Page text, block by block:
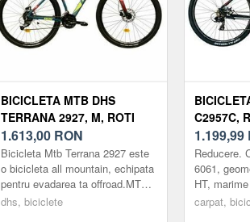
BICICLETA MTB DHS
TERRANA 2927, M, ROTI
29INCH, FRANE
HIDRAULICE PE DISC, 24
VITEZE (VERDE)
1.613,00 RON
Bicicleta Mtb Terrana 2927 este
o bicicleta all mountain, echipata
pentru evadarea ta offroad.MTB
Terrana 2927 este un hardtail
dhs, biciclete
C2957C,
CADRU
(NEGRU/
1.199,99
Reducere.
6061,
HT,
mata
carpat,